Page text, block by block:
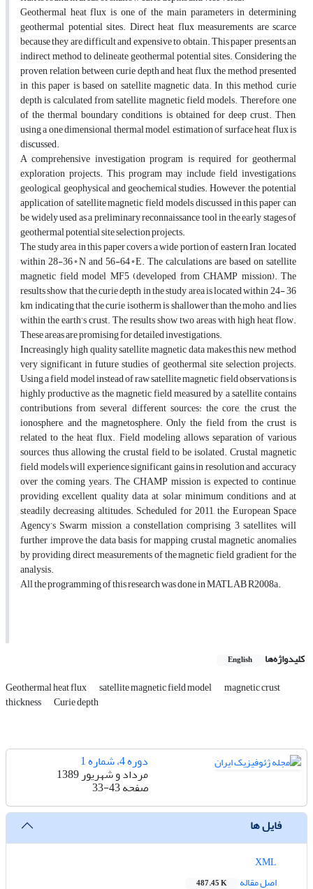
Geothermal heat flux is one of the main parameters in determining
geothermal potential sites. Direct heat flux measurements are scarce
because they are difficult and expensive to obtain. This paper presents an
indirect method to delineate geothermal potential sites. Considering the
proven relation between curie depth and heat flux, the method presented
in this paper is based on satellite magnetic data. In this method, curie
depth is calculated from satellite magnetic field models. Therefore, one
of the thermal boundary conditions is obtained for deep crust. Then,
using a one dimensional thermal model, estimation of surface heat flux is
discussed.
A comprehensive investigation program is required for geothermal
exploration projects. This program may include field investigations,
geological, geophysical and geochemical studies. However, the potential
application of satellite magnetic field models discussed in this paper can
be widely used as a preliminary reconnaissance tool in the early stages of
geothermal potential site selection projects.
The study area in this paper covers a wide portion of eastern Iran, located
within 28-36◦N and 56-64◦E. The calculations are based on satellite
magnetic field model MF5 (developed from CHAMP mission). The
results show that the curie depth in the study area is located within 24- 36
km indicating that the curie isotherm is shallower than the moho, and lies
within the earth’s crust. The results show two areas with high heat flow.
These areas are promising for detailed investigations.
Increasingly high quality satellite magnetic data makes this new method
very significant in future studies of geothermal site selection projects.
Using a field model instead of raw satellite magnetic field observations is
highly productive as the magnetic field measured by a satellite contains
contributions from several different sources: the core, the crust, the
ionosphere, and the magnetosphere. Only the field from the crust is
related to the heat flux. Field modeling allows separation of various
sources, thus allowing the crustal field to be isolated. Crustal magnetic
field models will experience significant gains in resolution and accuracy
over the coming years. The CHAMP mission is expected to continue,
providing excellent quality data at solar minimum conditions and at
steadily decreasing altitudes. Scheduled for 2011, the European Space
Agency’s Swarm mission, a constellation comprising 3 satellites, will
further improve the data basis for mapping crustal magnetic anomalies
by providing direct measurements of the magnetic field gradient for the
analysis.
All the programming of this research was done in MATLAB R2008a.
کلیدواژه‌ها English
Geothermal heat flux satellite magnetic field model magnetic crust
thickness Curie depth
دوره 4، شماره 1
مرداد و شهریور 1389
صفحه33-43
فایل ها
اصل مقاله
487.45 K